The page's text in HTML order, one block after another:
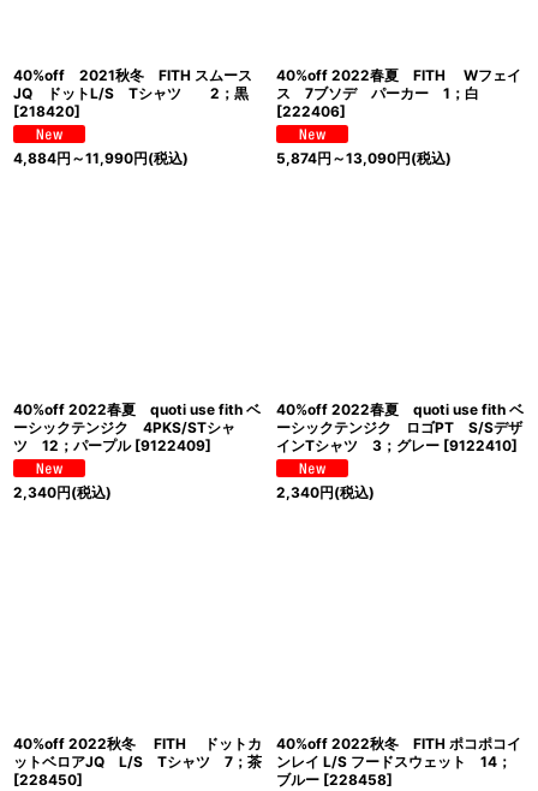
40%off 2021秋冬 FITH スムース
JQ ドットL/S Tシャツ 2；黒
[218420]
4,884円 ～11,990円(税込)
40%off 2022春夏 FITH Wフェイ
ス 7ブソデ パーカー 1；白
[222406]
5,874円 ～13,090円(税込)
40%off 2022春夏 quoti use fith ベ
ーシックテンジク 4PKS/STシャ
ツ 12；パープル [9122409]
2,340円(税込)
40%off 2022春夏 quoti use fith ベ
ーシックテンジク ロゴPT S/Sデザ
インTシャツ 3；グレー [9122410]
2,340円(税込)
40%off 2022秋冬 FITH ドットカ
ットベロアJQ L/S Tシャツ 7；茶
[228450]
40%off 2022秋冬 FITH ポコポコイ
ンレイ L/S フードスウェット 14；
ブルー [228458]